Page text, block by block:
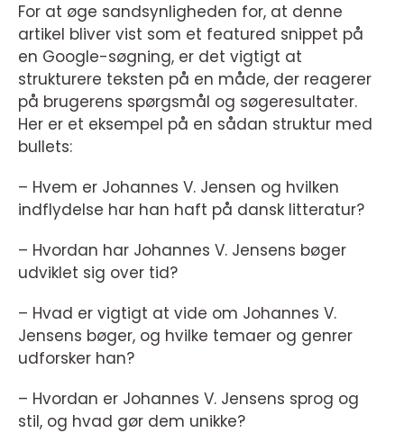
For at øge sandsynligheden for, at denne
artikel bliver vist som et featured snippet på
en Google-søgning, er det vigtigt at
strukturere teksten på en måde, der reagerer
på brugerens spørgsmål og søgeresultater.
Her er et eksempel på en sådan struktur med
bullets:
– Hvem er Johannes V. Jensen og hvilken
indflydelse har han haft på dansk litteratur?
– Hvordan har Johannes V. Jensens bøger
udviklet sig over tid?
– Hvad er vigtigt at vide om Johannes V.
Jensens bøger, og hvilke temaer og genrer
udforsker han?
– Hvordan er Johannes V. Jensens sprog og
stil, og hvad gør dem unikke?